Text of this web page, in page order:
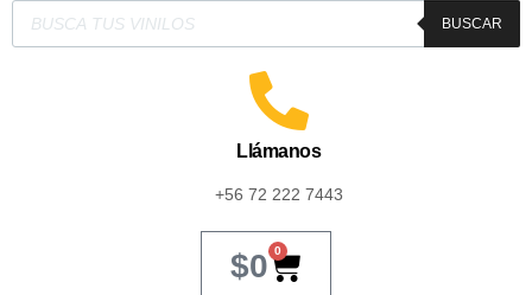
BUSCAR
Llámanos
+56 72 222 7443
$0 0